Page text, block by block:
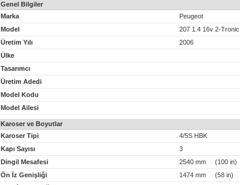
Genel Bilgiler
Marka
Peugeot
Model
207 1.4 16v 2-Tronic
Üretim Yılı
2006
Ülke
Tasarımcı
Üretim Adedi
Model Kodu
Model Ailesi
Karoser ve Boyutlar
Karoser Tipi
4/5S HBK
Kapı Sayısı
3
Dingil Mesafesi
2540 mm (100 in)
Ön İz Genişliği
1474 mm (58 in)